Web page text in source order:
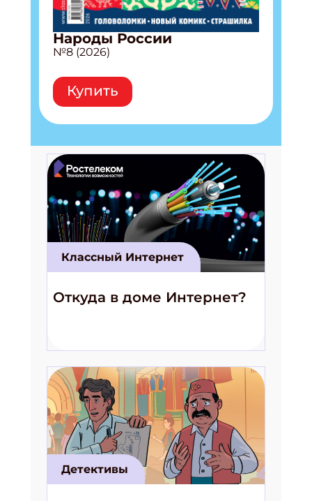
Народы России
№8 (2026)
Купить
Классный Интернет
Откуда в доме Интернет?
Детективы